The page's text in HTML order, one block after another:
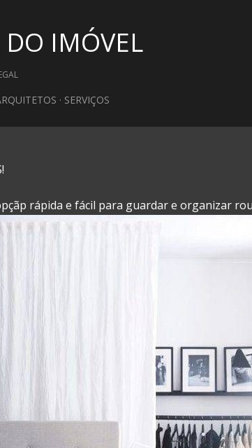
IMÓVEL
SERVIÇOS
rápida e fácil para guardar e organizar